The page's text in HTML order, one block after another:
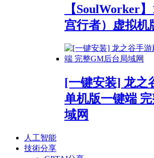
【SoulWorker
宫行者）虚拟机
[一键安装] 龙之
单机版一键端
域网
人工智能
技術分享